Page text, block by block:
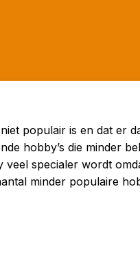
populair is en dat er
hobby’s die minder
veel specialer wordt
minder populaire